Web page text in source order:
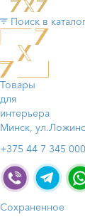
Поиск в
Товары
для
интерьера
Минск,
+375 44 7 345 000
Сохраненное